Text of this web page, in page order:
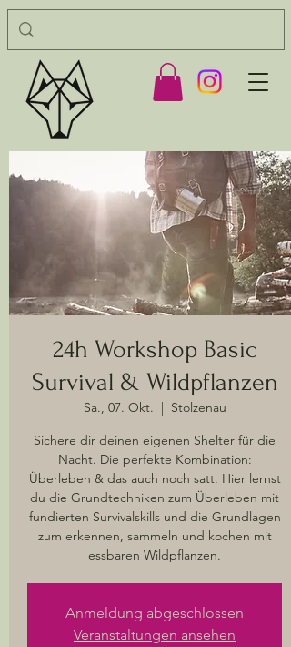
24h Workshop Basic
Survival & Wildpflanzen
Sa., 07. Okt.
  |
Stolzenau
Sichere dir deinen eigenen Shelter für die
Nacht. Die perfekte Kombination:
Überleben & das auch noch satt. Hier lernst
du die Grundtechniken zum Überleben mit
fundierten Survivalskills und die Grundlagen
zum erkennen, sammeln und kochen mit
essbaren Wildpflanzen.
Anmeldung abgeschlossen
Veranstaltungen ansehen